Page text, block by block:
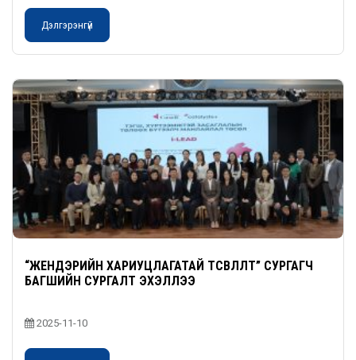
Дэлгэрэнгүй
“ЖЕНДЭРИЙН ХАРИУЦЛАГАТАЙ ТӨСӨВЛӨЛТ” СУРГАГЧ
БАГШИЙН СУРГАЛТ ЭХЭЛЛЭЭ
2025-11-10